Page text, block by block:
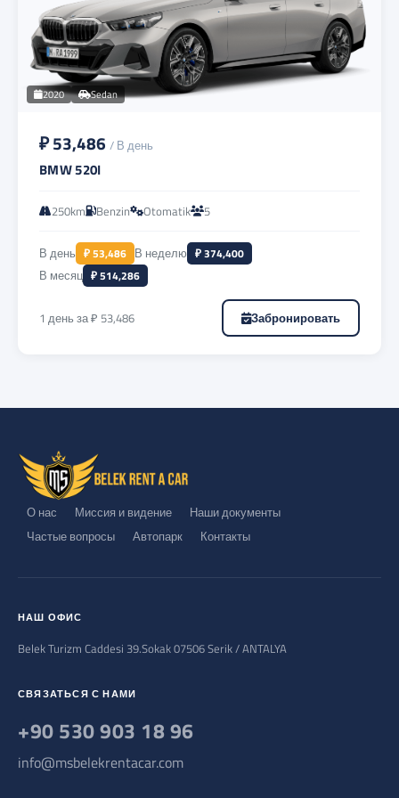
2020 Sedan
₽ 53,486 / В день
BMW 520I
250km Benzin Otomatik 5
В день ₽ 53,486 В неделю ₽ 374,400
В месяц ₽ 514,286
1 день за ₽ 53,486 Забронировать
О нас Миссия и видение
Наши документы
Частые вопросы
Автопарк Контакты
НАШ ОФИС
Belek Turizm Caddesi 39.Sokak 07506 Serik / ANTALYA
СВЯЗАТЬСЯ С НАМИ
+90 530 903 18 96
info@msbelekrentacar.com